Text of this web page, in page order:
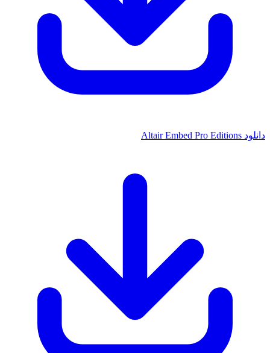
دانلود Altair Embed Pro Editions